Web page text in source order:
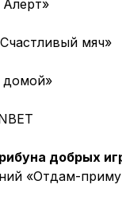
Алерт»
«Хочу
добрых
«Отдам-